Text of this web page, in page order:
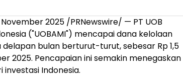
2025 /PRNewswire/ — PT UOB
("UOBAMI") mencapai dana kelolaan
delapan bulan berturut-turut, sebesar Rp 1,5
2025. Pencapaian ini semakin menegaskan
investasi Indonesia.